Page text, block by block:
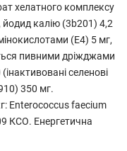
хелатного комплексу
калію (3b201) 4,2
(E4) 5 мг,
пивними дріжджами
селенові
350 мг.
Enterococcus faecium
КСО. Енергетична